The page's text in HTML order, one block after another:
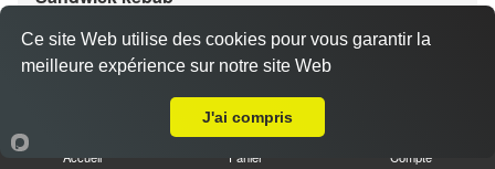
Dès6.50 €
Salade, tomates, oignons, chou, carottes
Accueil Panier Compte
Ce site Web utilise des cookies pour vous garantir la
meilleure expérience sur notre site Web
J'ai compris